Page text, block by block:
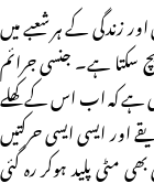
زندگی کے ہر شعبے میں
سکتا ہے۔ جنسی جرائم
ہے کہ اب اس کے کھلے
اور ایسی ایسی حرکتیں
مٹی پلید ہوکر رہ گئی